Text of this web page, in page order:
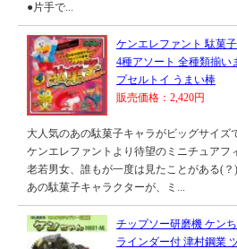
●片手で...
ケンエレファント 駄菓
4種アソート 全種類揃い
プセルトイ うまい棒
販売価格：2,420円
大人気のあの駄菓子キャラがビッグサイズ
ケンエレファントより待望のミニチュアフ
老若男女、誰もが一度は見たことがある(？)
あの駄菓子キャラクターが、ミ...
チップソー研磨機 ケン
ラインダー付 津村鋼業